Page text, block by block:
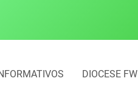
DIOCESE FW